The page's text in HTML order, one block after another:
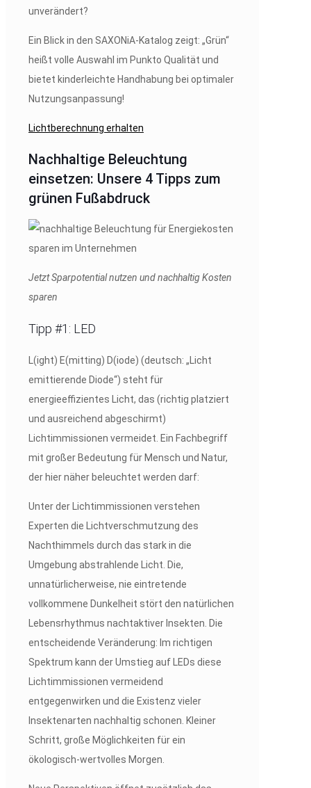
unverändert?
Ein Blick in den SAXONiA-Katalog zeigt: „Grün“
heißt volle Auswahl im Punkto Qualität und
bietet kinderleichte Handhabung bei optimaler
Nutzungsanpassung!
Lichtberechnung erhalten
Nachhaltige Beleuchtung
einsetzen: Unsere 4 Tipps zum
grünen Fußabdruck
Jetzt Sparpotential nutzen und nachhaltig Kosten
sparen
Tipp #1: LED
L(ight) E(mitting) D(iode) (deutsch: „Licht
emittierende Diode“) steht für
energieeffizientes Licht, das (richtig platziert
und ausreichend abgeschirmt)
Lichtimmissionen vermeidet. Ein Fachbegriff
mit großer Bedeutung für Mensch und Natur,
der hier näher beleuchtet werden darf:
Unter der Lichtimmissionen verstehen
Experten die Lichtverschmutzung des
Nachthimmels durch das stark in die
Umgebung abstrahlende Licht. Die,
unnatürlicherweise, nie eintretende
vollkommene Dunkelheit stört den natürlichen
Lebensrhythmus nachtaktiver Insekten. Die
entscheidende Veränderung: Im richtigen
Spektrum kann der Umstieg auf LEDs diese
Lichtimmissionen vermeidend
entgegenwirken und die Existenz vieler
Insektenarten nachhaltig schonen. Kleiner
Schritt, große Möglichkeiten für ein
ökologisch-wertvolles Morgen.